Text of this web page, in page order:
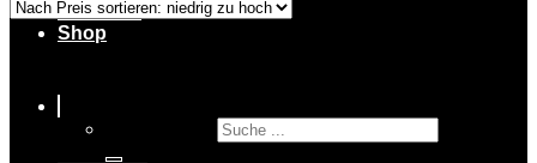
Über uns
Shop